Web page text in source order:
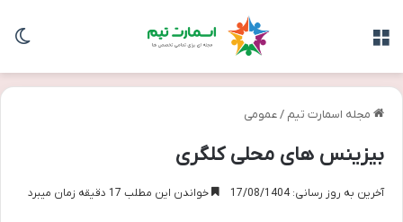
مجله اسمارت تیم /عمومی
بیزینس های محلی کلگری
آخرین به روز رسانی: 17/08/1404 خواندن این مطلب 17 دقیقه زمان میبرد